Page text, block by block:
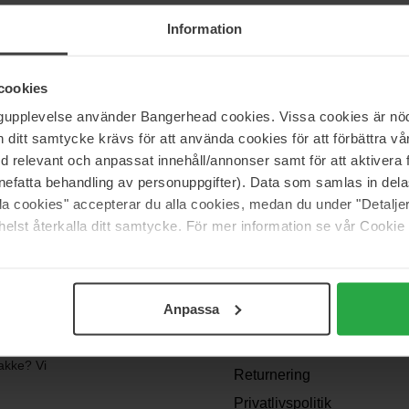
Information
använder Bangerhead cookies. Vissa cookies är
ditt samtycke krävs för att använda cookies för att förbättra
relevant och anpassat innehåll/annonser samt för att aktivera
behandling av personuppgifter). Data som samlas in
cookies" accepterar du alla cookies, medan du under
återkalla ditt samtycke. För mer information se vår
Anpassa
glimt af din personlighed, og det kan samtidig også være en
og behov har Kérastase formået at skabe skræddersyede og
Vi
Kontakt os
Spørgsmål og svar
Returnering
Privatlivspolitik